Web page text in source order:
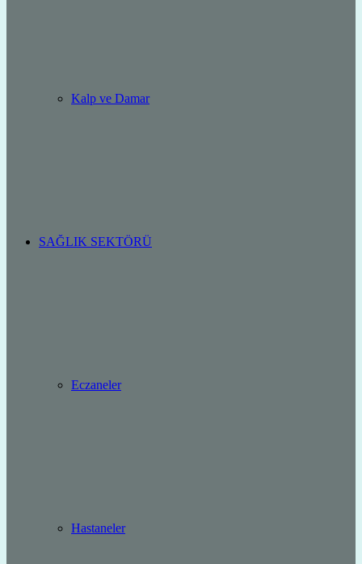
Kalp ve Damar
SAĞLIK SEKTÖRÜ
Eczaneler
Hastaneler